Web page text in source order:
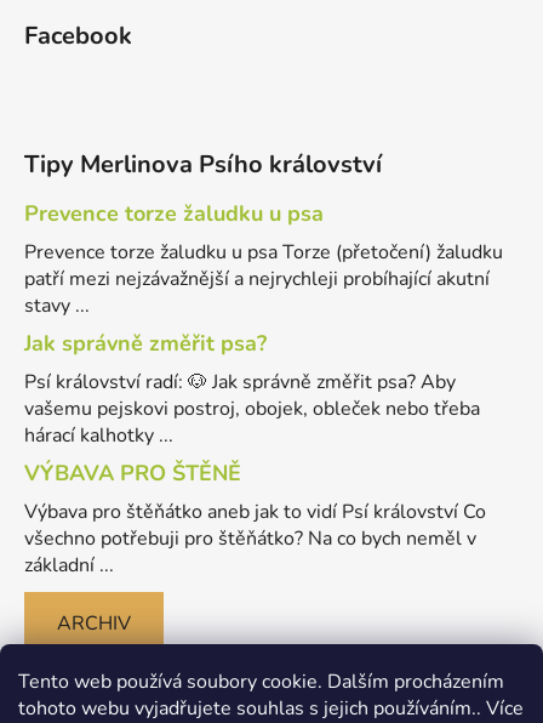
Tento web používá soubory cookie. Dalším procházením
tohoto webu vyjadřujete souhlas s jejich používáním.. Více
Facebook
Tipy Merlinova Psího království
Prevence torze žaludku u psa
Prevence torze žaludku u psa Torze (přetočení) žaludku
patří mezi nejzávažnější a nejrychleji probíhající akutní
stavy ...
Jak správně změřit psa?
Psí království radí: 🐶 Jak správně změřit psa? Aby
vašemu pejskovi postroj, obojek, obleček nebo třeba
hárací kalhotky ...
VÝBAVA PRO ŠTĚNĚ
Výbava pro štěňátko aneb jak to vidí Psí království Co
všechno potřebuji pro štěňátko? Na co bych neměl v
základní ...
ARCHIV